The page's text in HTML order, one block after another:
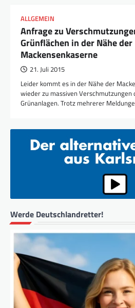
ALLGEMEIN
Anfrage zu
Grünflächen in der Nähe der
Mackensenkaserne
21. Juli 2015
Leider kommt es in der Nähe der
wieder zu massiven
Grünanlagen. Trotz mehrerer
Werde Deutschlandretter!